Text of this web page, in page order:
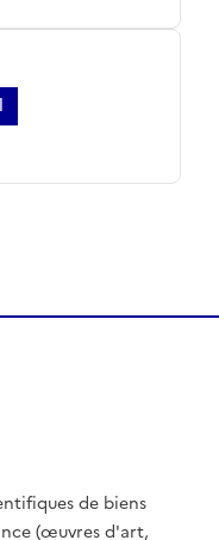
de biens
(œuvres d'art,